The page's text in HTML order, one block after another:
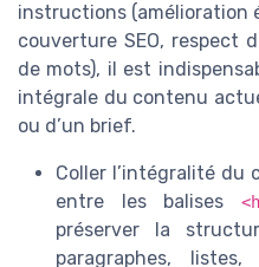
instructions (amélioration
couverture SEO, respect
de mots), il est
intégrale du contenu
ou d’un brief.
Coller l’intégralité du
entre les balises
préserver la
paragraphes,